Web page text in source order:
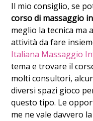
Il mio consiglio, se
corso di massaggio
meglio la tecnica ma
attività da fare
Italiana Massaggio
tema e trovare il
molti consultori,
diversi spazi gioco
questo tipo. Le
me ne vale davvero